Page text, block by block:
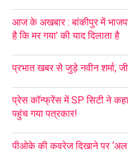
आज के अखबार : बांकीपुर में भाजपा
है कि मर गया’ की याद दिलाता है
प्रभात खबर से जुड़े नवीन शर्मा,
प्रेस कॉन्फ्रेंस में SP सिटी ने कहा
पहुंच गया पत्रकार!
पीओके की कवरेज दिखाने पर ‘अल